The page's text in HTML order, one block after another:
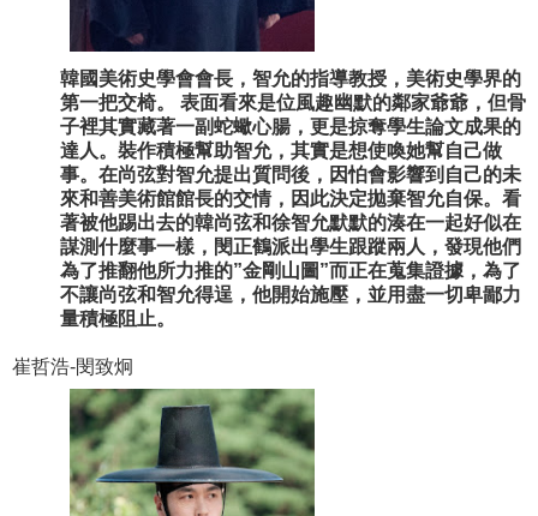
韓國美術史學會會長，智允的指導教授，美術史學界的
第一把交椅。 表面看來是位風趣幽默的鄰家爺爺，但骨
子裡其實藏著一副蛇蠍心腸，更是掠奪學生論文成果的
達人。裝作積極幫助智允，其實是想使喚她幫自己做
事。在尚弦對智允提出質問後，因怕會影響到自己的未
來和善美術館館長的交情，因此決定拋棄智允自保。看
著被他踢出去的韓尚弦和徐智允默默的湊在一起好似在
謀測什麼事一樣，閔正鶴派出學生跟蹤兩人，發現他們
為了推翻他所力推的”金剛山圖”而正在蒐集證據，為了
不讓尚弦和智允得逞，他開始施壓，並用盡一切卑鄙力
量積極阻止。
崔哲浩-閔致炯